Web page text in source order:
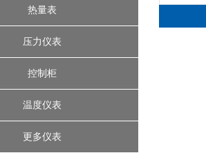
椭圆齿轮流量计
涡轮流量计
节流装置
涡街流量计
电磁流量计
浮球液位计
磁翻板液位计
超声波液位计
差压液位计
投入式液位计
远传水表
IC卡智能水表
机械式水表
三相电表
单相电表
一卡通水电表
热量表
机械式热量表
IC卡预付费热量表
超声波热量表
压力仪表
压力表
精密数字压力计
压力变送器
控制柜
智能压力控制器
楼宇控制系统
温度仪表
更多仪表